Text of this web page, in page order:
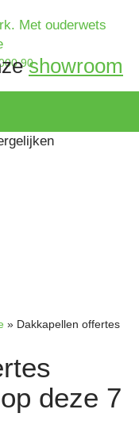
90showroom
» Dakkapellen offertes
deze 7